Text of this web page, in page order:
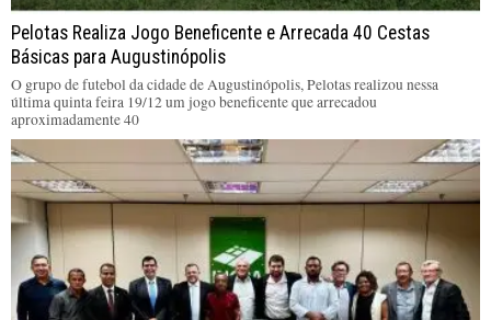
Pelotas Realiza Jogo Beneficente e Arrecada 40 Cestas
Básicas para Augustinópolis
O grupo de futebol da cidade de Augustinópolis, Pelotas realizou nessa
última quinta feira 19/12 um jogo beneficente que arrecadou
aproximadamente 40